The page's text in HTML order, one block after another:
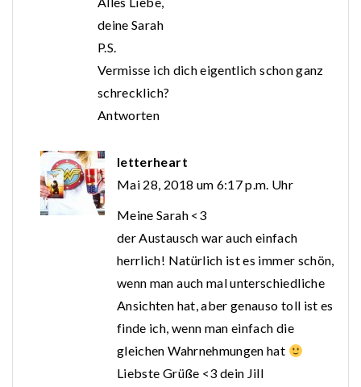
deine Sarah
P.S.
Vermisse ich dich eigentlich schon ganz
schrecklich?
Antworten
letterheart
Mai 28, 2018 um 6:17 p.m. Uhr
Meine Sarah <3
der Austausch war auch einfach
herrlich! Natürlich ist es immer schön,
wenn man auch mal unterschiedliche
Ansichten hat, aber genauso toll ist es
finde ich, wenn man einfach die
gleichen Wahrnehmungen hat
Liebste Grüße <3 dein Jill